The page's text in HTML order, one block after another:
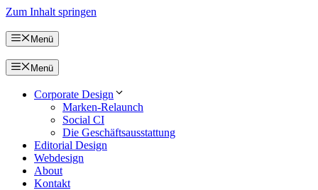
Zum Inhalt springen
Menü
Menü
Corporate Design
Marken-Relaunch
Social CI
Die Geschäftsausstattung
Editorial Design
Webdesign
About
Kontakt